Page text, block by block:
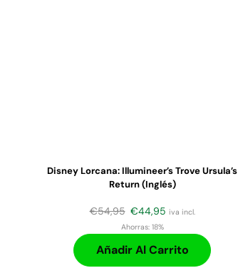
Disney Lorcana: Illumineer’s Trove Ursula’s
Return (Inglés)
€54,95 €44,95 iva incl.
Ahorras:18%
Añadir Al Carrito